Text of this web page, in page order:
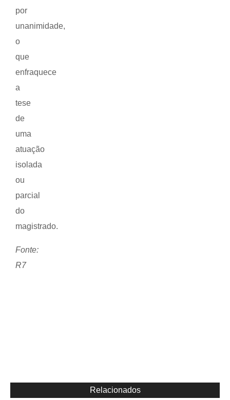
por
unanimidade,
o
que
enfraquece
a
tese
de
uma
atuação
isolada
ou
parcial
do
magistrado.
Fonte:
R7
Relacionados